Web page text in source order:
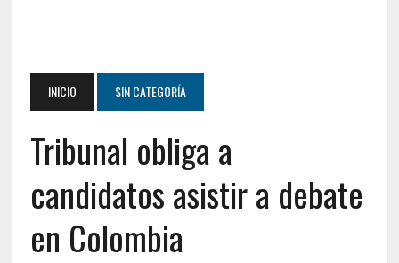
INICIO SIN CATEGORÍA
Tribunal obliga a
candidatos asistir a debate
en Colombia